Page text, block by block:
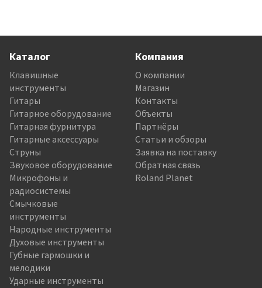
Каталог
Клавишные
инструменты
Гитары
Гитарное оборудование
Гитарная фурнитура
Гитарные аксессуары
Струны
Звуковое оборудование
Микрофоны и
радиосистемы
Смычковые
инструменты
Народные инструменты
Духовые инструменты
Губные гармошки и
мелодики
Ударные инструменты
Компания
О компании
Магазин
Контакты
Объекты
Партнёры
Статьи и обзоры
Заявка на поставку
Обратная связь
Roland Planet